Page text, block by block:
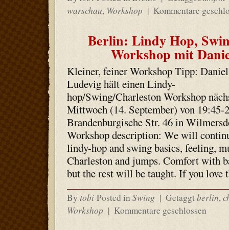
warschau, Workshop | Kommentare
Berlin: Lindy Hop,
Workshop mit
Kleiner, feiner Workshop Tipp: Daniel
Ludevig hält einen Lindy-
hop/Swing/Charleston Workshop
Mittwoch (14. September) von 19:45-
Brandenburgische Str. 46 in
Workshop description: We will
lindy-hop and swing basics, feeling,
Charleston and jumps. Comfort with
but the rest will be taught. If you
By tobi Posted in Swing | Getaggtberlin,
Workshop | Kommentare geschlossen